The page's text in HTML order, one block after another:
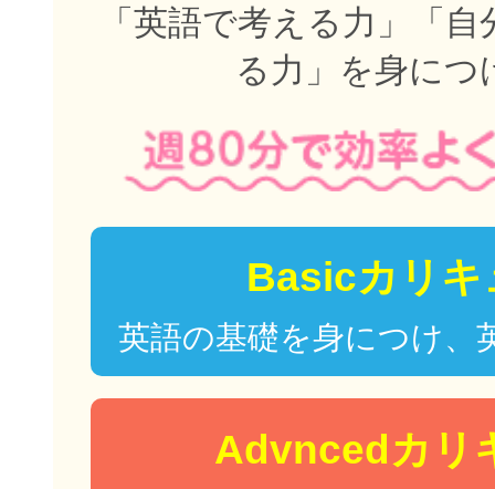
「英語で考える力」「
る力」を身につ
Basicカリキ
英語の基礎を身につけ、
Advncedカリ